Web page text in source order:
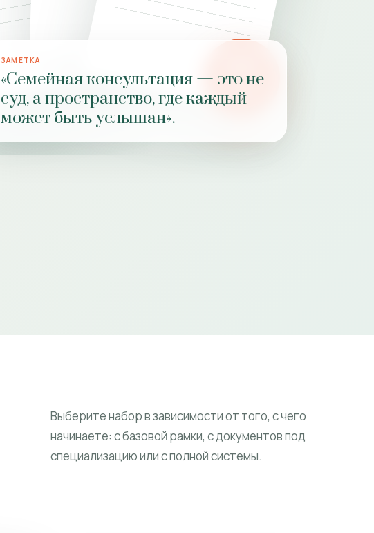
ПРАКТИКИ
ЗАМЕТКА
«Семейная консультация — это не
суд, а пространство, где каждый
может быть услышан».
Выберите набор в зависимости от того, с чего
начинаете: с базовой рамки, с документов под
специализацию или с полной системы.